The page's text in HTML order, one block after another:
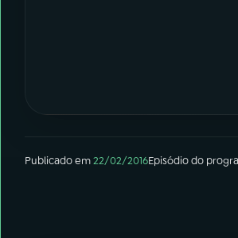
Publicado em22/02/2016Episódiodo